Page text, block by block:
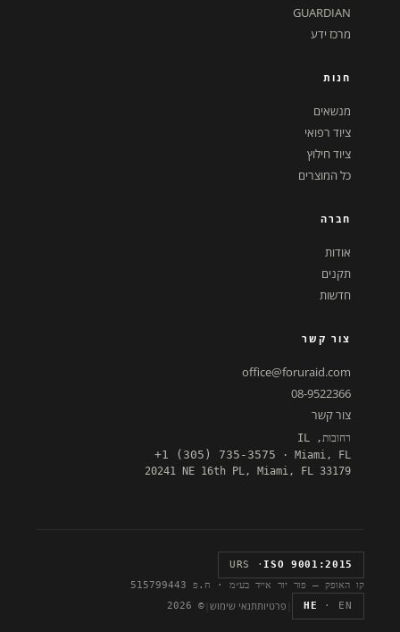
GUARDIAN
מרכז ידע
חנות
מנשאים
ציוד רפואי
ציוד חילוץ
כל המוצרים
חברה
אודות
תקנים
חדשות
צור קשר
office@foruraid.com
08-9522366
צור קשר
רחובות, IL
+1 (305) 735-3575 · Miami, FL
20241 NE 16th PL, Miami, FL 33179
ISO 9001:2015
· URS
קו האופק — פור יור אייד בע״מ · ח.פ 515799443
HE
· EN פרטיותתנאי שימוש |
© 2026